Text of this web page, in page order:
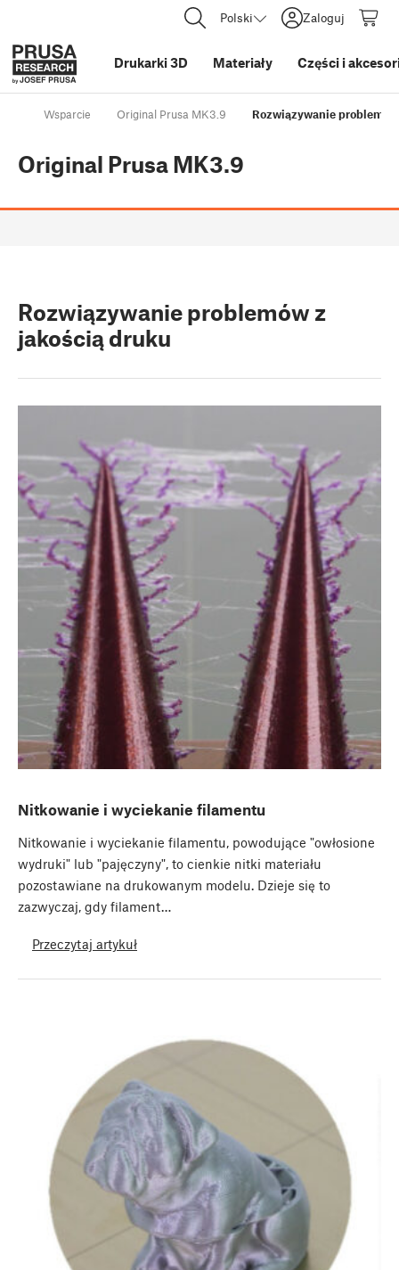
Polski Zaloguj
Drukarki 3D Materiały Części i
Wsparcie Original Prusa MK3.9 Rozwiązywanie
Original Prusa MK3.9
Rozwiązywanie problemów z
jakością druku
Nitkowanie i wyciekanie filamentu
Nitkowanie i wyciekanie filamentu, powodujące "owłosione
wydruki" lub "pajęczyny", to cienkie nitki materiału
pozostawiane na drukowanym modelu. Dzieje się to
zazwyczaj, gdy filament…
Przeczytaj artykuł